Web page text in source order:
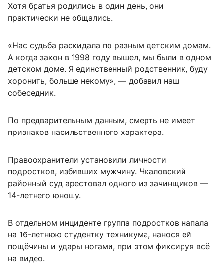
Хотя братья родились в один день, они
практически не общались.
«Нас судьба раскидала по разным детским домам.
А когда закон в 1998 году вышел, мы были в одном
детском доме. Я единственный родственник, буду
хоронить, больше некому», — добавил наш
собеседник.
По предварительным данным, смерть не имеет
признаков насильственного характера.
Правоохранители установили личности
подростков, избивших мужчину. Чкаловский
районный суд арестовал одного из зачинщиков —
14-летнего юношу.
В отдельном инциденте группа подростков напала
на 16-летнюю студентку техникума, нанося ей
пощёчины и удары ногами, при этом фиксируя всё
на видео.